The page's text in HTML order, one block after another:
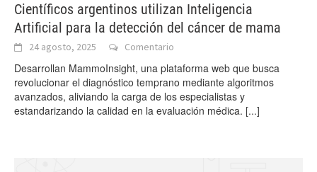
Científicos argentinos utilizan Inteligencia
Artificial para la detección del cáncer de mama
24 agosto, 2025 Comentario
Desarrollan MammoInsight, una plataforma web que busca
revolucionar el diagnóstico temprano mediante algoritmos
avanzados, aliviando la carga de los especialistas y
estandarizando la calidad en la evaluación médica. [...]